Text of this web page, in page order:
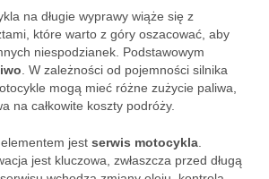
na długie wyprawy wiąże się z
które warto z góry oszacować, aby
niespodzianek. Podstawowym
. W zależności od pojemności silnika
mogą mieć różne zużycie paliwa,
na całkowite koszty podróży.
jest serwis motocykla
jest kluczowa, zwłaszcza przed długą